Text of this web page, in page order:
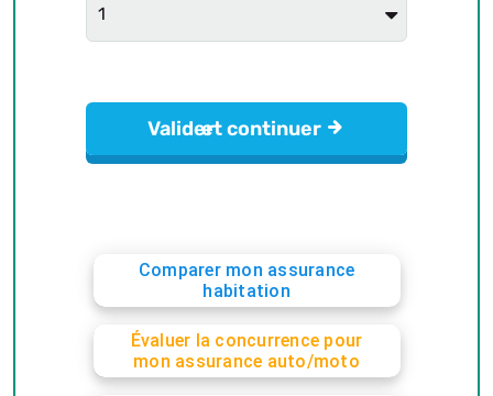
Comparer mon assurance
habitation
Évaluer la concurrence pour
mon assurance auto/moto